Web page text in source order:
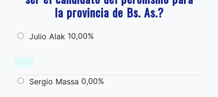
la provincia de Bs. As.?
Julio Alak 10,00%
Sergio Massa 0,00%